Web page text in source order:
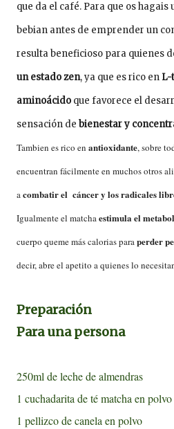
que da el café. Para que os
bebian antes de emprender un
resulta beneficioso para quienes
un estado zen, ya que es rico en L-
aminoácido que favorece el
sensación de bienestar y
Tambien es rico en antioxidante, sobre
encuentran fácilmente en muchos otros
acombatir el cáncer y los radicales
Igualmente el matchaestimula el
cuerpo queme más calorias paraperder
decir, abre el apetito a quienes lo
Preparación
Para una persona
250ml de leche de almendras
1 cuchadarita de té matcha en polvo
1 pellizco de canela en polvo